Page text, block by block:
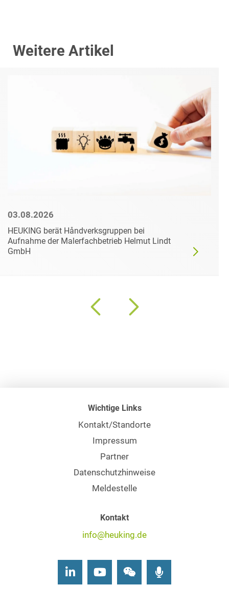
Weitere Artikel
03.08.2026
HEUKING berät Håndverksgruppen bei
Aufnahme der Malerfachbetrieb Helmut Lindt
GmbH
Wichtige Links
Kontakt/Standorte
Impressum
Partner
Datenschutzhinweise
Meldestelle
Kontakt
info@heuking.de
LinkedInYoutubeWechat